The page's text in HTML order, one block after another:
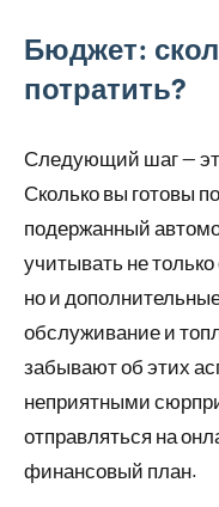
Бюджет:
потратить?
Следующий шаг —
Сколько вы готовы
подержанный
учитывать не
но и
обслуживание и
забывают об этих
неприятными
отправляться на
финансовый план.